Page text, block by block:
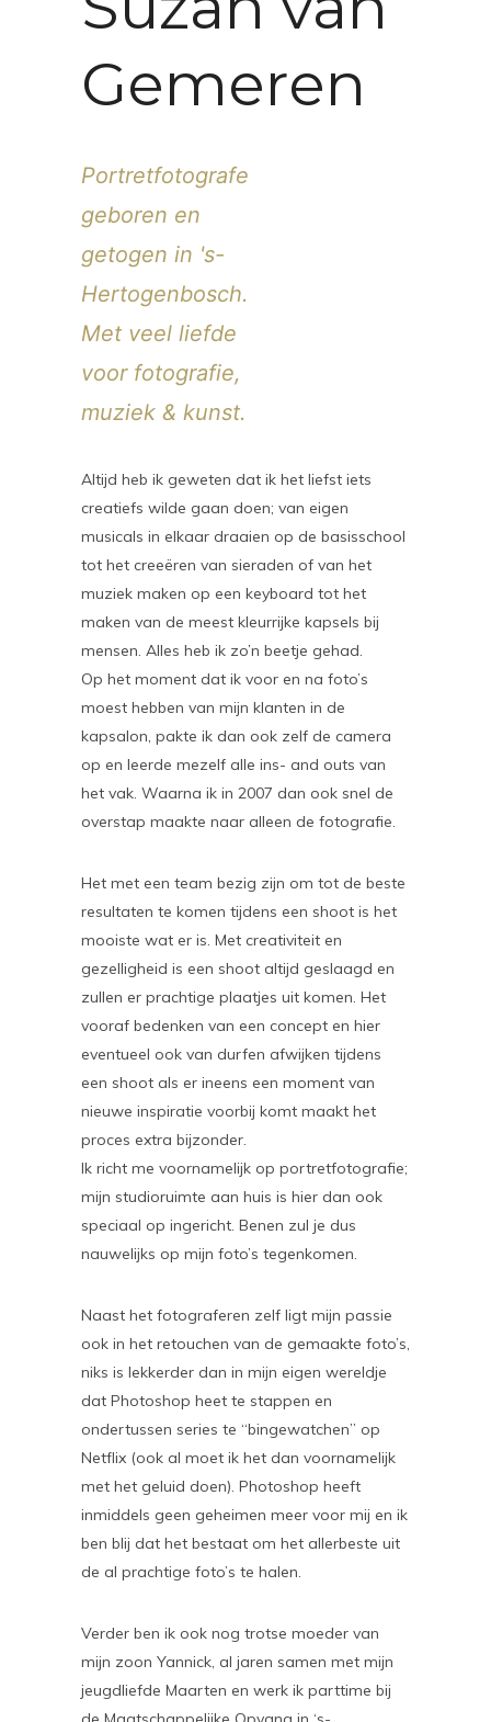
Gemeren
Portretfotografe
geboren en
getogen in 's-
Hertogenbosch.
Met veel liefde
voor fotografie,
muziek & kunst.
Altijd heb ik geweten dat ik het liefst iets
creatiefs wilde gaan doen; van eigen
musicals in elkaar draaien op de basisschool
tot het creeëren van sieraden of van het
muziek maken op een keyboard tot het
maken van de meest kleurrijke kapsels bij
mensen. Alles heb ik zo’n beetje gehad.
Op het moment dat ik voor en na foto’s
moest hebben van mijn klanten in de
kapsalon, pakte ik dan ook zelf de camera
op en leerde mezelf alle ins- and outs van
het vak. Waarna ik in 2007 dan ook snel de
overstap maakte naar alleen de fotografie.
Het met een team bezig zijn om tot de beste
resultaten te komen tijdens een shoot is het
mooiste wat er is. Met creativiteit en
gezelligheid is een shoot altijd geslaagd en
zullen er prachtige plaatjes uit komen. Het
vooraf bedenken van een concept en hier
eventueel ook van durfen afwijken tijdens
een shoot als er ineens een moment van
nieuwe inspiratie voorbij komt maakt het
proces extra bijzonder.
Ik richt me voornamelijk op portretfotografie;
mijn studioruimte aan huis is hier dan ook
speciaal op ingericht. Benen zul je dus
nauwelijks op mijn foto’s tegenkomen.
Naast het fotograferen zelf ligt mijn passie
ook in het retouchen van de gemaakte foto’s,
niks is lekkerder dan in mijn eigen wereldje
dat Photoshop heet te stappen en
ondertussen series te “bingewatchen” op
Netflix (ook al moet ik het dan voornamelijk
met het geluid doen). Photoshop heeft
inmiddels geen geheimen meer voor mij en ik
ben blij dat het bestaat om het allerbeste uit
de al prachtige foto’s te halen.
Verder ben ik ook nog trotse moeder van
mijn zoon Yannick, al jaren samen met mijn
jeugdliefde Maarten en werk ik parttime bij